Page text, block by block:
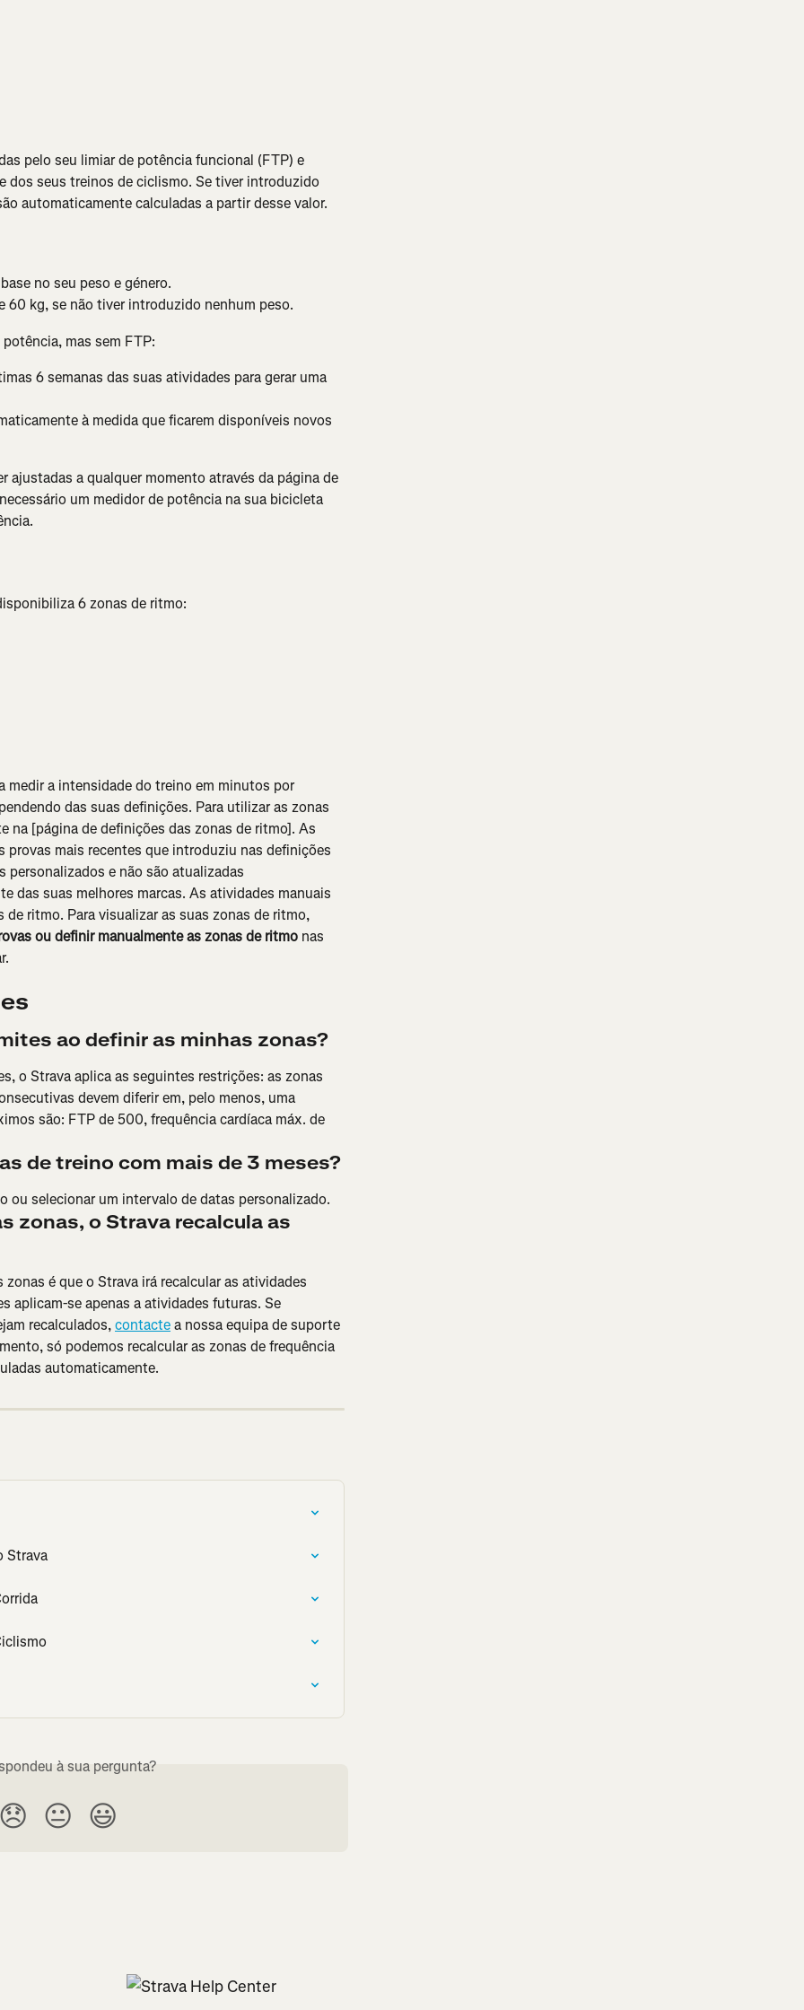
pelo seu limiar de potência funcional (FTP) e
dos seus treinos de ciclismo. Se tiver introduzido
automaticamente calculadas a partir desse valor.
no seu peso e género.
60 kg, se não tiver introduzido nenhum peso.
mas sem FTP:
6 semanas das suas atividades para gerar uma
à medida que ficarem disponíveis novos
ajustadas a qualquer momento através da página de
um medidor de potência na sua bicicleta
6 zonas de ritmo:
medir a intensidade do treino em minutos por
das suas definições. Para utilizar as zonas
na [página de definições das zonas de ritmo]. As
provas mais recentes que introduziu nas definições
e não são atualizadas
das suas melhores marcas. As atividades manuais
ritmo. Para visualizar as suas zonas de ritmo,
ou definir manualmente as zonas de ritmo nas
ao definir as minhas zonas?
o Strava aplica as seguintes restrições: as zonas
devem diferir em, pelo menos, uma
são: FTP de 500, frequência cardíaca máx. de
de treino com mais de 3 meses?
ou selecionar um intervalo de datas personalizado.
zonas, o Strava recalcula as
é que o Strava irá recalcular as atividades
aplicam-se apenas a atividades futuras. Se
recalculados, contacte a nossa equipa de suporte
só podemos recalcular as zonas de frequência
automaticamente.
Strava
à sua pergunta?
😐 😃